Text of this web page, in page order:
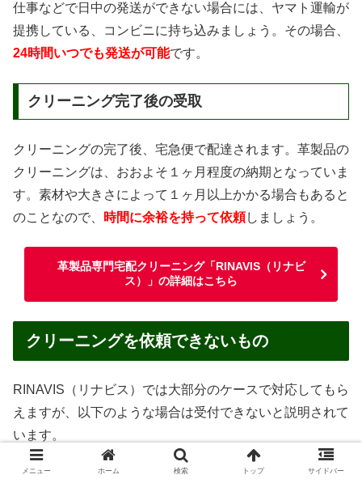
仕事などで日中の発送ができない場合には、ヤマト運輸が
提携している、コンビニに持ち込みましょう。その場合、
24時間いつでも発送が可能です。
クリーニング完了後の受取
クリーニングの完了後、宅急便で配達されます。革製品の
クリーニングは、おおよそ１ヶ月程度の納期となっていま
す。素材や大きさによって１ヶ月以上かかる場合もあると
のことなので、
時間に余裕を持って依頼しましょう。
革製品専門宅配クリーニング「RINAVIS（リナビ
ス）」の詳細はこちら
クリーニングを依頼できないもの
RINAVIS（リナビス）では大部分のケースで対応してもら
えますが、以下のような場合は受付できないと説明されて
います。
汚物・嘔吐物がついたままのもの
メニュー ホーム 検索 トップ サイドバー